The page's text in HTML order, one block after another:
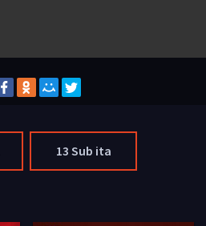
13 Sub ita